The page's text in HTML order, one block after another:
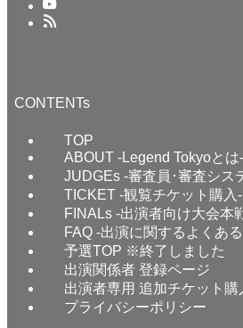
CONTENTs
TOP
ABOUT -Legend Tokyoとは-
JUDGEs -審査員･審査シス
TICKET -観覧チケット購入-
FINALs -出演者向け大会本
FAQ -出演に関するよくあ
予選TOP ※終了しました
出演関係者 登録ページ
出演者専用 追加チケット購
プライバシーポリシー